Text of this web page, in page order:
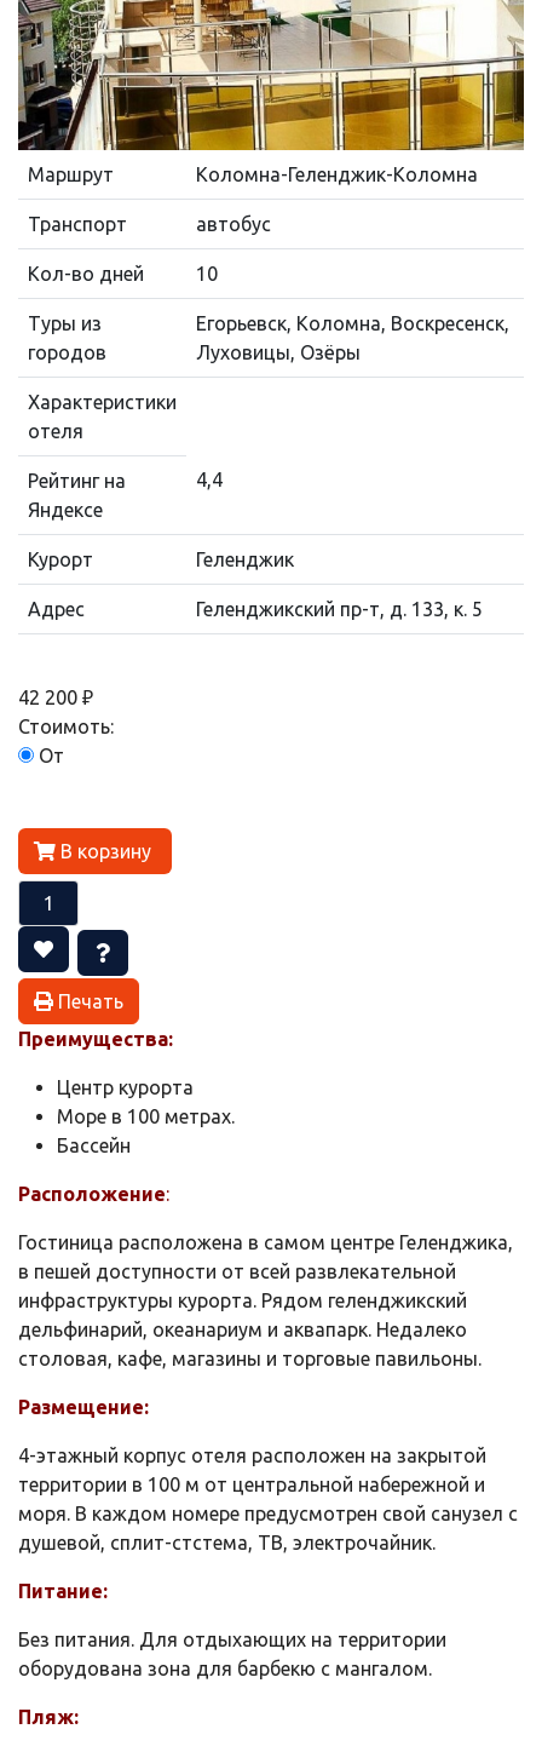
Маршрут Коломна-Геленджик-Коломна
Транспорт автобус
Кол-во дней 10
Туры из
городов
Егорьевск, Коломна, Воскресенск,
Луховицы, Озёры
Характеристики
отеля
Рейтинг на
Яндексе
4,4
Курорт Геленджик
Адрес Геленджикский пр-т, д. 133, к. 5
42 200 ₽
Стоимоть:
От
В корзину
Печать
Преимущества:
Центр курорта
Море в 100 метрах.
Бассейн
Расположение:
Гостиница расположена в самом центре Геленджика,
в пешей доступности от всей развлекательной
инфраструктуры курорта. Рядом геленджикский
дельфинарий, океанариум и аквапарк. Недалеко
столовая, кафе, магазины и торговые павильоны.
Размещение:
4-этажный корпус отеля расположен на закрытой
территории в 100 м от центральной набережной и
моря. В каждом номере предусмотрен свой санузел с
душевой, сплит-стстема, ТВ, электрочайник.
Питание:
Без питания. Для отдыхающих на территории
оборудована зона для барбекю с мангалом.
Пляж: